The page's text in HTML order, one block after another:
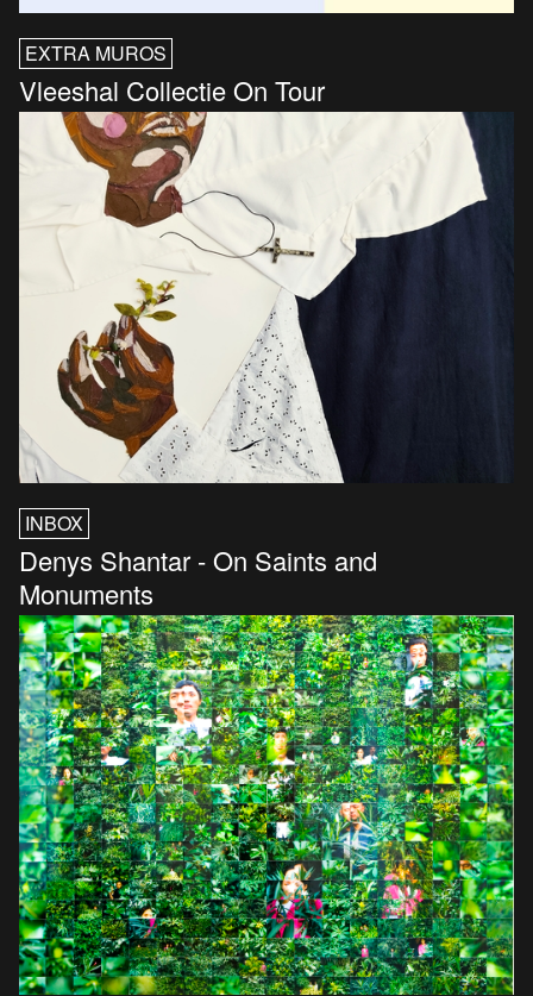
EXTRA MUROS
Vleeshal Collectie On Tour
INBOX
Denys Shantar - On Saints and
Monuments